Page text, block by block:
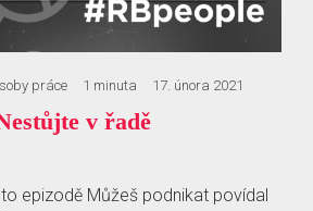
práce 1 minuta 17. února 2021
v řadě
epizodě Můžeš podnikat povídal